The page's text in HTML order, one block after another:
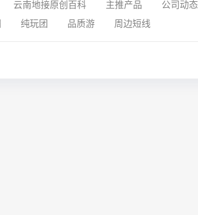
云南地接原创百科 主推产品 公司动态
纯玩团 品质游 周边短线